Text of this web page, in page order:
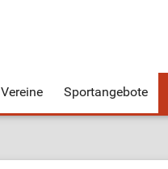
Vereine Sportangebote